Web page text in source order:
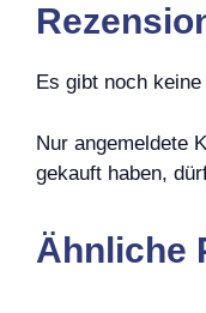
Es gibt noch
Nur angemeldete
gekauft haben,
Ähnliche